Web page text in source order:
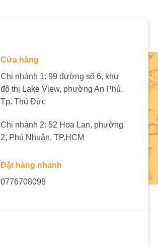
Cửa hàng
Chi nhánh 1: 99 đường số 6, khu
đô thị Lake View, phường An Phú,
Tp. Thủ Đức
Chi nhánh 2: 52 Hoa Lan, phường
2, Phú Nhuận, TP.HCM
Đặt hàng nhanh
0776708098